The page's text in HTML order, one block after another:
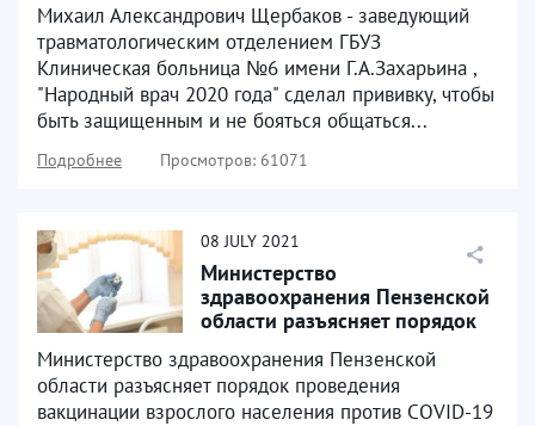
Михаил Александрович Щербаков - заведующий
травматологическим отделением ГБУЗ
Клиническая больница №6 имени Г.А.Захарьина ,
"Народный врач 2020 года" сделал прививку, чтобы
быть защищенным и не бояться общаться...
Подробнее Просмотров: 61071
08 JULY 2021
Министерство
здравоохранения Пензенской
области разъясняет порядок
взрослого...
Министерство здравоохранения Пензенской
области разъясняет порядок проведения
вакцинации взрослого населения против COVID-19